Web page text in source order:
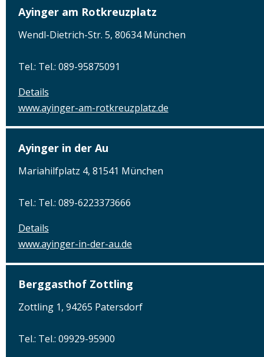
Ayinger am Rotkreuzplatz
Wendl-Dietrich-Str. 5, 80634 München
Tel.: Tel.: 089-95875091
Details
www.ayinger-am-rotkreuzplatz.de
Ayinger in der Au
Mariahilfplatz 4, 81541 München
Tel.: Tel.: 089-6223373666
Details
www.ayinger-in-der-au.de
Berggasthof Zottling
Zottling 1, 94265 Patersdorf
Tel.: Tel.: 09929-95900